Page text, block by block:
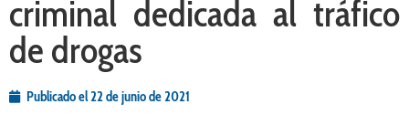
criminal dedicada al tráfico
de drogas
Publicado el22 de junio de 2021